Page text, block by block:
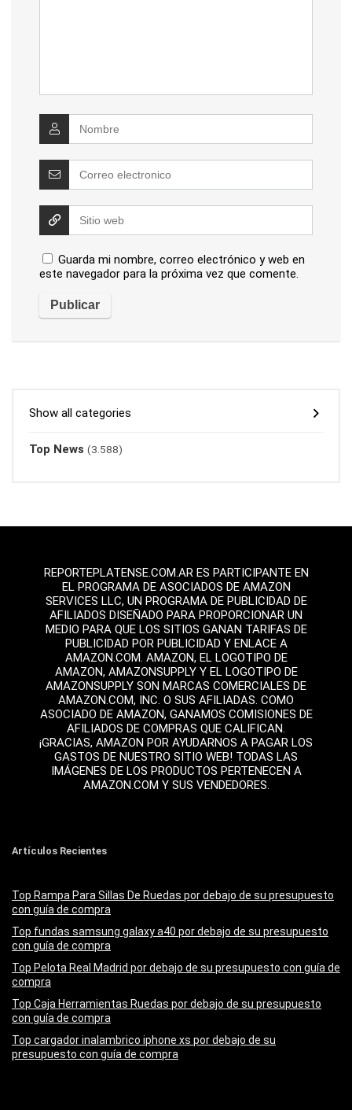
Guarda mi nombre, correo electrónico y web en
este navegador para la próxima vez que comente.
Show all categories
Top News (3.588)
REPORTEPLATENSE.COM.AR ES PARTICIPANTE EN
EL PROGRAMA DE ASOCIADOS DE AMAZON
SERVICES LLC, UN PROGRAMA DE PUBLICIDAD DE
AFILIADOS DISEÑADO PARA PROPORCIONAR UN
MEDIO PARA QUE LOS SITIOS GANAN TARIFAS DE
PUBLICIDAD POR PUBLICIDAD Y ENLACE A
AMAZON.COM. AMAZON, EL LOGOTIPO DE
AMAZON, AMAZONSUPPLY Y EL LOGOTIPO DE
AMAZONSUPPLY SON MARCAS COMERCIALES DE
AMAZON.COM, INC. O SUS AFILIADAS. COMO
ASOCIADO DE AMAZON, GANAMOS COMISIONES DE
AFILIADOS DE COMPRAS QUE CALIFICAN.
¡GRACIAS, AMAZON POR AYUDARNOS A PAGAR LOS
GASTOS DE NUESTRO SITIO WEB! TODAS LAS
IMÁGENES DE LOS PRODUCTOS PERTENECEN A
AMAZON.COM Y SUS VENDEDORES.
Artículos Recientes
Top Rampa Para Sillas De Ruedas por debajo de su presupuesto
con guía de compra
Top fundas samsung galaxy a40 por debajo de su presupuesto
con guía de compra
Top Pelota Real Madrid por debajo de su presupuesto con guía de
compra
Top Caja Herramientas Ruedas por debajo de su presupuesto
con guía de compra
Top cargador inalambrico iphone xs por debajo de su
presupuesto con guía de compra